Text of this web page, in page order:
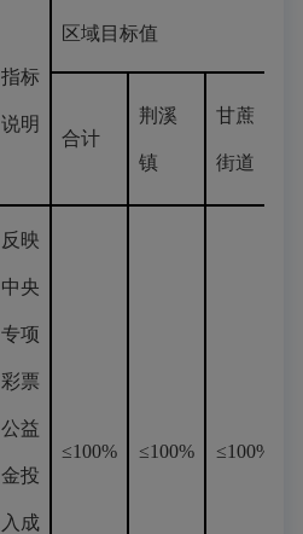
指标
说明
区域目标值
合计
荆溪
镇
甘蔗
街道
反映
中央
专项
彩票
公益
金投
入成
≤100% ≤100% ≤100%